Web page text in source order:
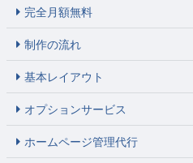
完全月額無料
制作の流れ
基本レイアウト
オプションサービス
ホームページ管理代行